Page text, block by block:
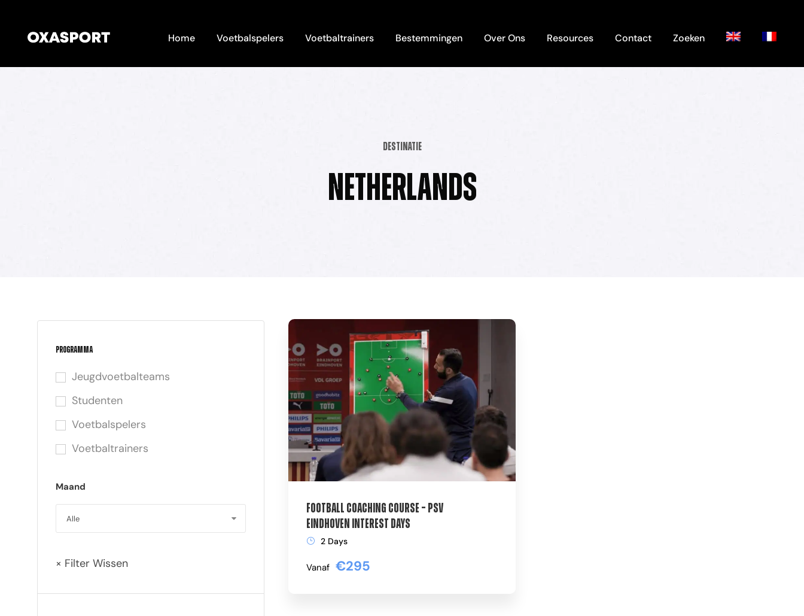
Home Voetbalspelers Voetbaltrainers Bestemmingen Over Ons Resources Contact Zoeken
Destinatie
Netherlands
Football Coaching Course – PSV
Eindhoven Interest Days
Vanaf €295
2 Days
Programma
Jeugdvoetbalteams
Studenten
Voetbalspelers
Voetbaltrainers
Maand
× Filter Wissen